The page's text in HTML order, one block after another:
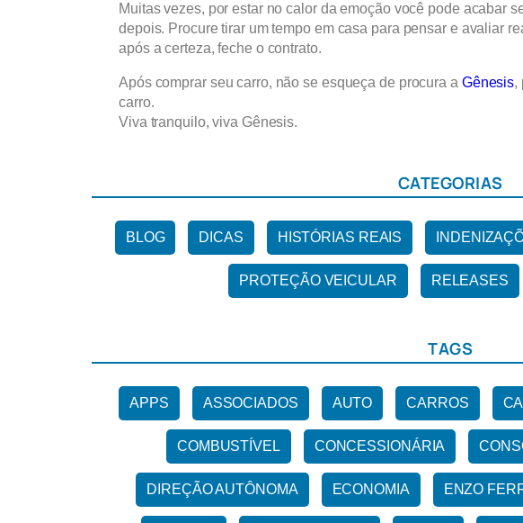
Muitas vezes, por estar no calor da emoção você pode acabar
depois. Procure tirar um tempo em casa para pensar e avaliar
após a certeza, feche o contrato.
Após comprar seu carro, não se esqueça de procura a Gênesis,
carro.
Viva tranquilo, viva Gênesis.
CATEGORIAS
BLOG DICAS HISTÓRIAS REAIS
PROTEÇÃO VEICULAR RELEASES
TAGS
APPS ASSOCIADOS AUTO CARROS
COMBUSTÍVEL CONCESSIONÁRIA
DIREÇÃO AUTÔNOMA ECONOMIA ENZO